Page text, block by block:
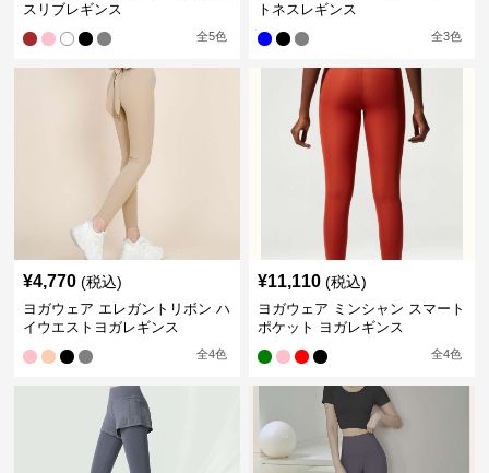
スリブレギンス
全5色
トネスレギンス
全3色
¥4,770 (税込)
ヨガウェア エレガントリボン ハ
イウエストヨガレギンス
全4色
¥11,110 (税込)
ヨガウェア ミンシャン スマート
ポケット ヨガレギンス
全4色